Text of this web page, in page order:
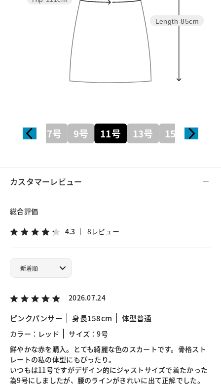
Length 85cm
7号 9号 11号 13号 15号
カスタマーレビュー
総合評価
4.3 8レビュー
2026.07.24
ピンクパンサー 身長158cm 体型普通
カラー：レッド
サイズ：9号
鮮やかな赤を購入。とても綺麗な色のスカートです。骨格スト
レートの私の体型にもぴったり。
いつもは11号ですがデザイン的にジャストサイズで着たかった
為9号にしましたが、腰のラインがきれいに出て正解でした。